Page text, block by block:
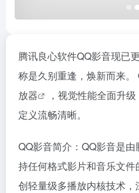
腾讯良心软件QQ影音现已
称是久别重逢，焕新而来
放器
，视觉性能全面升
定义流畅清晰。
QQ影音简介：QQ影音是
持任何格式影片和音乐文
创轻量级多播放内核技术